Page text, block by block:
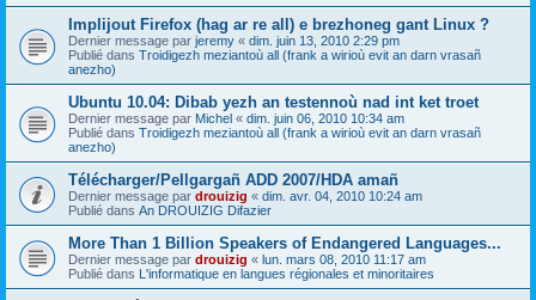
Implijout Firefox (hag ar re all) e brezhoneg gant Linux ?
Dernier message par jeremy « dim. juin 13, 2010 2:29 pm
Publié dans Troidigezh meziantoù all (frank a wirioù evit an darn vrasañ
anezho)
Ubuntu 10.04: Dibab yezh an testennoù nad int ket troet
Dernier message par Michel « dim. juin 06, 2010 10:34 am
Publié dans Troidigezh meziantoù all (frank a wirioù evit an darn vrasañ
anezho)
Télécharger/Pellgargañ ADD 2007/HDA amañ
Dernier message par drouizig « dim. avr. 04, 2010 10:24 am
Publié dans An DROUIZIG Difazier
More Than 1 Billion Speakers of Endangered Languages...
Dernier message par drouizig « lun. mars 08, 2010 11:17 am
Publié dans L'informatique en langues régionales et minoritaires